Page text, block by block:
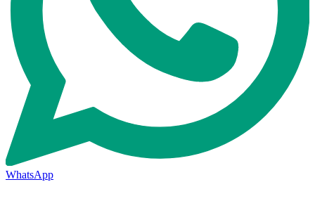
WhatsApp